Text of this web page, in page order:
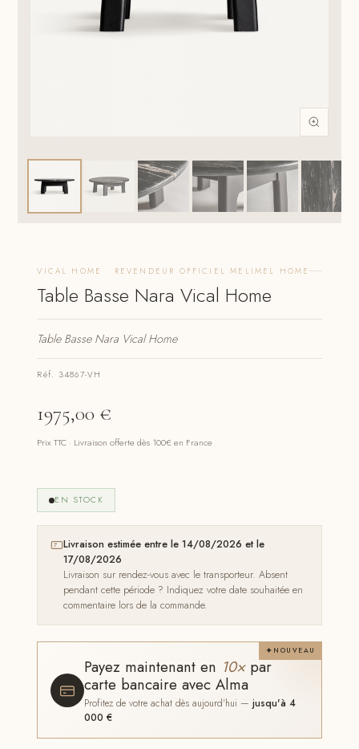
VICAL HOME · REVENDEUR OFFICIEL MELIMEL HOME
Table Basse Nara Vical Home
Table Basse Nara Vical Home
Réf. 34867-VH
1975,00 €
Prix TTC · Livraison offerte dès 100€ en France
EN STOCK
Livraison estimée entre le 14/08/2026 et le
17/08/2026
Livraison sur rendez-vous avec le transporteur. Absent
pendant cette période ? Indiquez votre date souhaitée en
commentaire lors de la commande.
NOUVEAU
Payez maintenant en 10×par
carte bancaire avec Alma
Profitez de votre achat dès aujourd'hui —jusqu'à 4
000 €